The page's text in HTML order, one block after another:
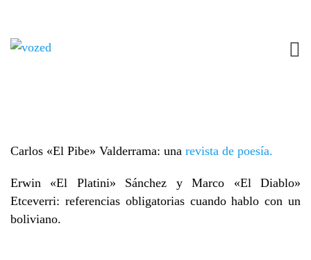
Carlos «El Pibe» Valderrama: una revista de poesía.
Erwin «El Platini» Sánchez y Marco «El Diablo»
Etceverri: referencias obligatorias cuando hablo con un
boliviano.